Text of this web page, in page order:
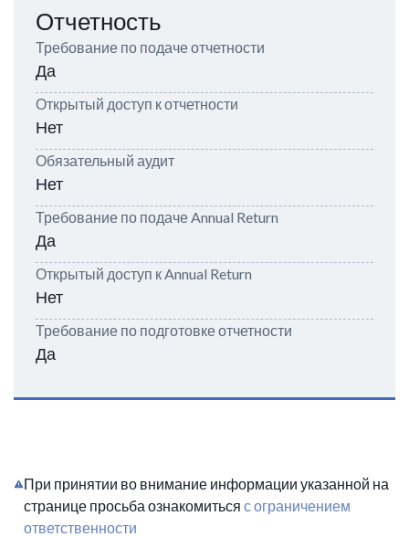
Отчетность
Требование по подаче отчетности
Да
Открытый доступ к отчетности
Нет
Обязательный аудит
Нет
Требование по подаче Annual Return
Да
Открытый доступ к Annual Return
Нет
Требование по подготовке отчетности
Да
При принятии во внимание информации указанной на
странице просьба ознакомиться с ограничением
ответственности